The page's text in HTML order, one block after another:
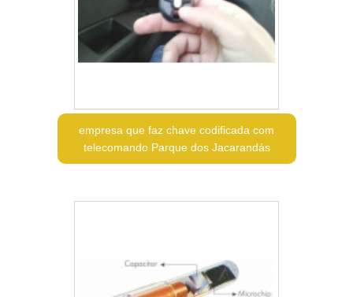
empresa que faz chave codificada com
telecomando Parque dos Jacarandás